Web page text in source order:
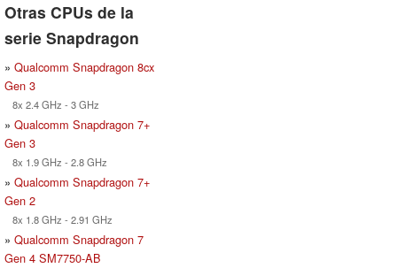
Otras CPUs de la
serie Snapdragon
» Qualcomm Snapdragon 8cx
Gen 3
8x 2.4 GHz - 3 GHz
» Qualcomm Snapdragon 7+
Gen 3
8x 1.9 GHz - 2.8 GHz
» Qualcomm Snapdragon 7+
Gen 2
8x 1.8 GHz - 2.91 GHz
» Qualcomm Snapdragon 7
Gen 4 SM7750-AB